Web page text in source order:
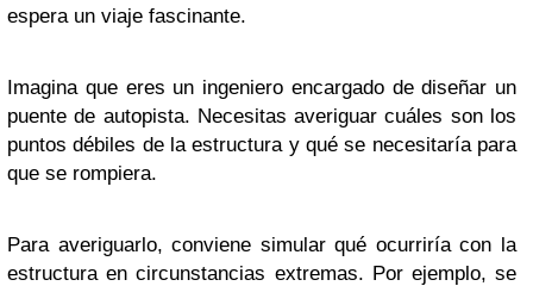
espera un viaje fascinante.
Imagina que eres un ingeniero encargado de diseñar un
puente de autopista. Necesitas averiguar cuáles son los
puntos débiles de la estructura y qué se necesitaría para
que se rompiera.
Para averiguarlo, conviene simular qué ocurriría con la
estructura en circunstancias extremas. Por ejemplo, se